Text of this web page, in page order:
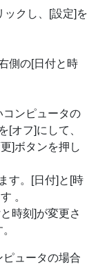
クし、[設定]を
側の[日付と時
コンピュータの
[オフ]にして、
]ボタンを押し
す。[日付]と[時
。
時刻]が変更さ
ュータの場合